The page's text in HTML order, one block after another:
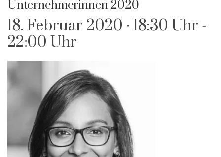
Unternehmerinnen 2020
18. Februar 2020 · 18:30 Uhr -
22:00 Uhr